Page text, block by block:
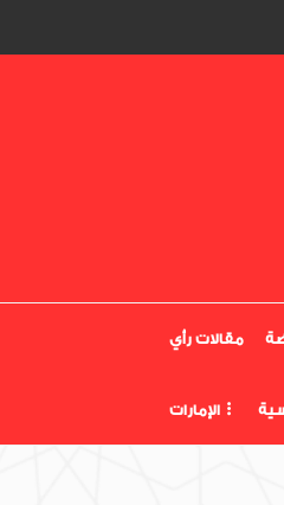
مقالات رأي
الإمارات